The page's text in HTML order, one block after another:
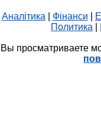
Аналітика Фінанси
Политика
Вы просматриваете